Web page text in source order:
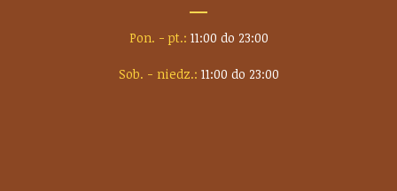
Pon. - pt.: 11:00 do 23:00
Sob. - niedz.: 11:00 do 23:00